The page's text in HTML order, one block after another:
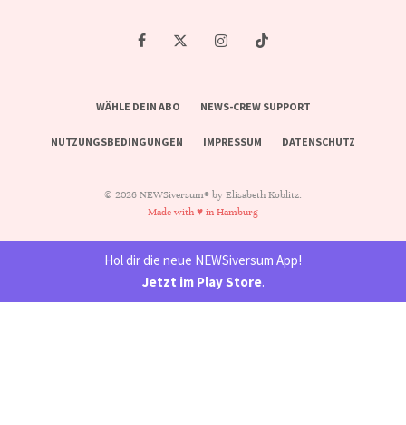
WÄHLE DEIN ABO NEWS-CREW SUPPORT
NUTZUNGSBEDINGUNGEN IMPRESSUM DATENSCHUTZ
© 2026 NEWSiversum® by Elisabeth Koblitz.
Made with ♥ in Hamburg
Hol dir die neue NEWSiversum App!
Jetzt im Play Store.